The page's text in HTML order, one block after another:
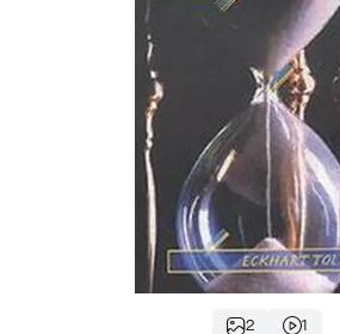
2 1